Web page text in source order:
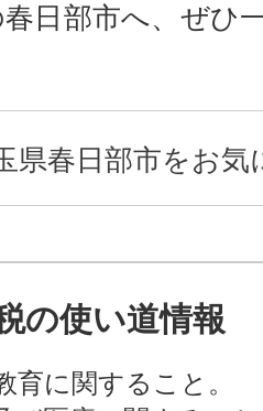
日部市へ、ぜひ
県春日部市をお気
の使い道情報
育に関すること。